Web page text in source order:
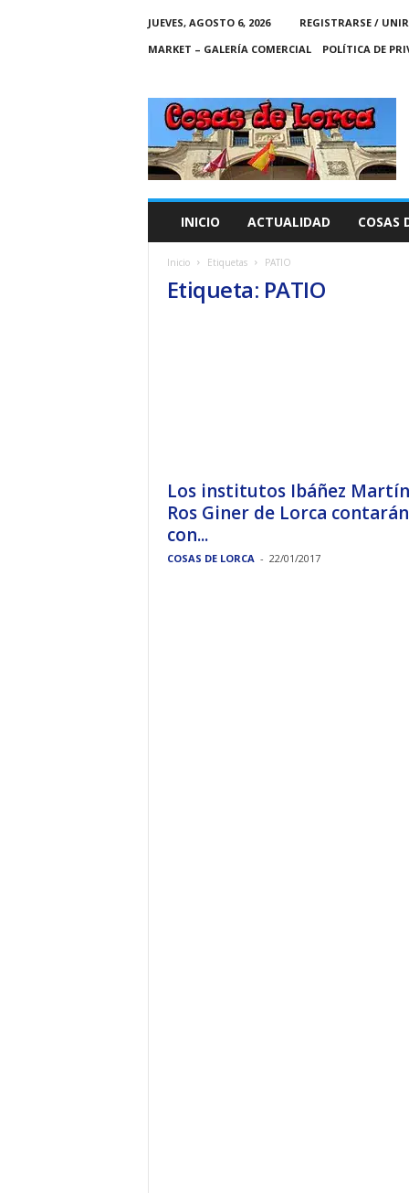
JUEVES, AGOSTO 6, 2026
REGISTRARSE /
MARKET – GALERÍA COMERCIAL
POLÍTICA DE
C
A
S
INICIO ACTUALIDAD COSAS
Inicio Etiquetas PATIO
Etiqueta: PATIO
Los institutos Ibáñez
Ros Giner de Lorca contarán
con...
COSAS DE LORCA - 22/01/2017